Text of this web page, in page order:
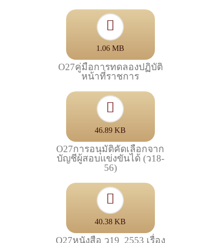
1.06 MB
O27คู่มือการทดลองปฏิบัติ
หน้าที่ราชการ
46.89 KB
O27การอนุมัติคัดเลือกจาก
บัญชีผู้สอบแข่งขันได้ (ว18-
56)
40.38 KB
O27หนังสือ ว19_2553 เรื่อง